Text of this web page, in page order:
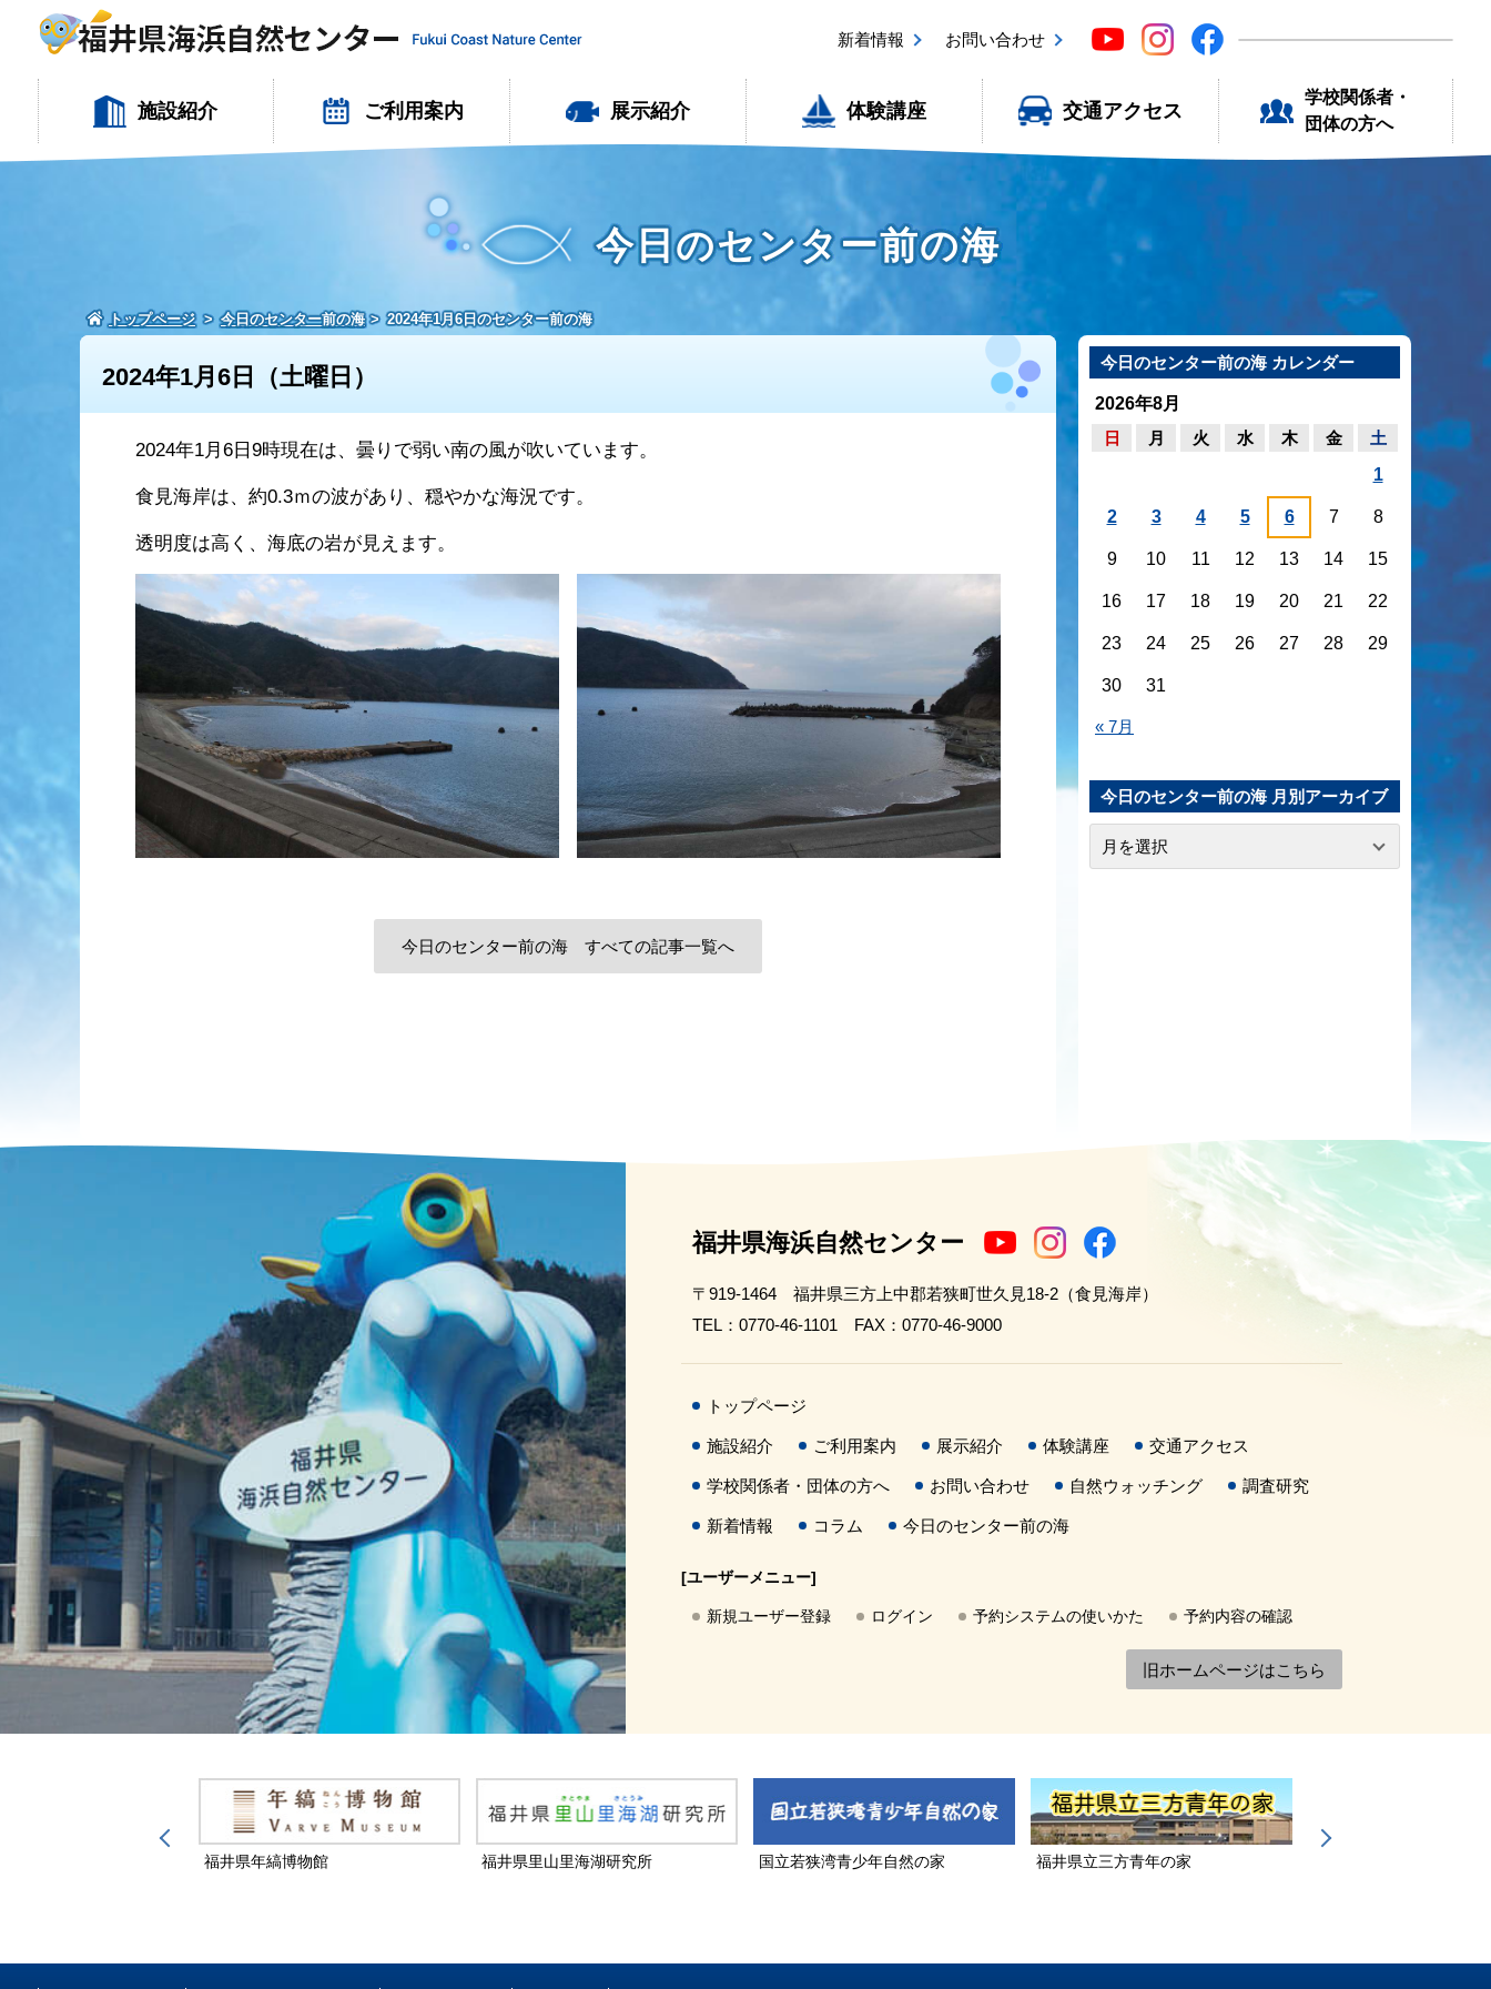
新着情報 お問い合わせ
施設紹介 ご利用案内 展示紹介 体験講座 交通アクセス
学校関係者・
団体の方へ
今日のセンター前の海
トップページ 今日のセンター前の海 2024年1月6日のセンター前の海
2024年1月6日（土曜日）
2024年1月6日9時現在は、曇りで弱い南の風が吹いています。
食見海岸は、約0.3ｍの波があり、穏やかな海況です。
透明度は高く、海底の岩が見えます。
今日のセンター前の海 すべての記事一覧へ
今日のセンター前の海 カレンダー
2026年8月
日
月 火 水 木 金 土
« 7月
1
2 3 4 5 6 7 8
9 10 11 12 13 14 15
16 17 18 19 20 21 22
23 24 25 26 27 28 29
30 31
今日のセンター前の海 月別アーカイブ
福井県海浜自然センター
〒919-1464 福井県三方上中郡若狭町世久見18-2（食見海岸）
TEL：0770-46-1101 FAX：0770-46-9000
トップページ
施設紹介 ご利用案内 展示紹介 体験講座 交通アクセス
学校関係者・団体の方へ お問い合わせ 自然ウォッチング 調査研究
新着情報 コラム 今日のセンター前の海
[ユーザーメニュー]
新規ユーザー登録 ログイン 予約システムの使いかた 予約内容の確認
旧ホームページはこちら
福井県年縞博物館 福井県里山里海湖研究所 国立若狭湾青少年自然の家 福井県立三方青年の家